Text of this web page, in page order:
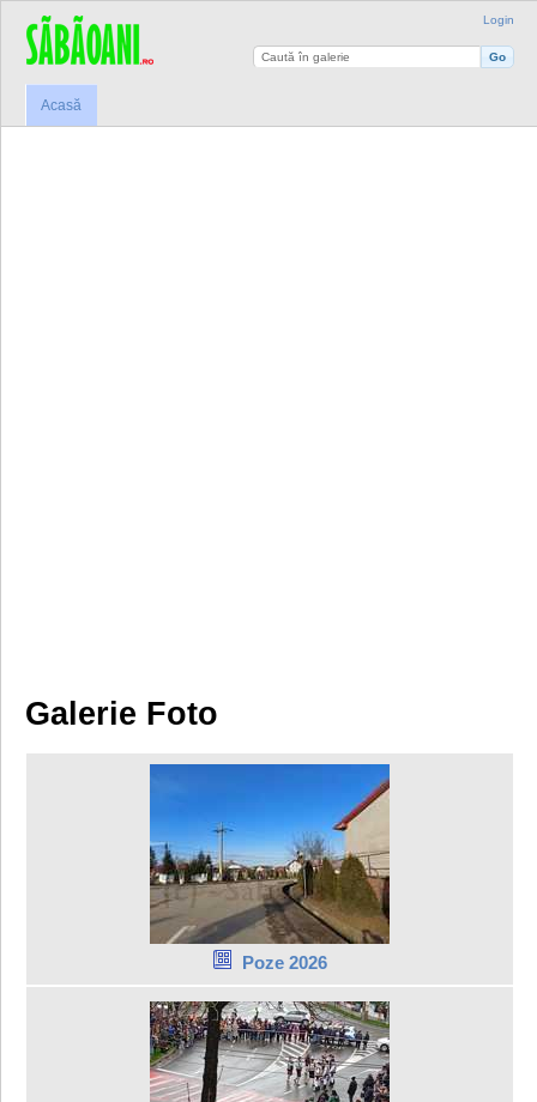
Login
Acasă
Galerie Foto
Poze 2026